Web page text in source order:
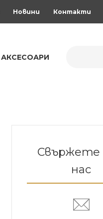
Новини Контакти
АКСЕСОАРИ
Свържете
нас